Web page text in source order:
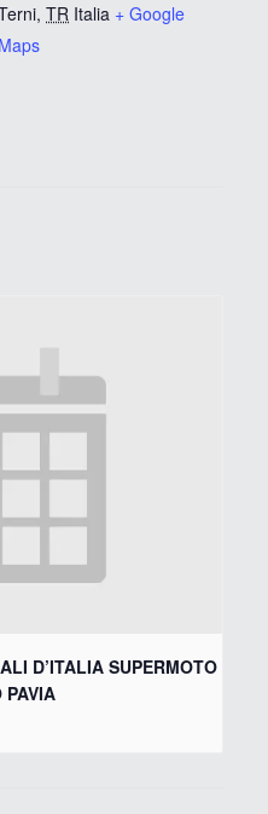
, TR Italia + Google
Maps
D’ITALIA SUPERMOTO